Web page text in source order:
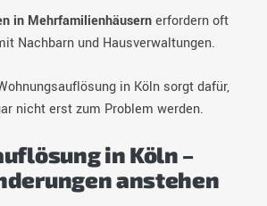
in Mehrfamilienhäusernerfordern oft
Nachbarn und Hausverwaltungen.
in Köln sorgt dafür,
nicht erst zum Problem werden.
in Köln –
anstehen